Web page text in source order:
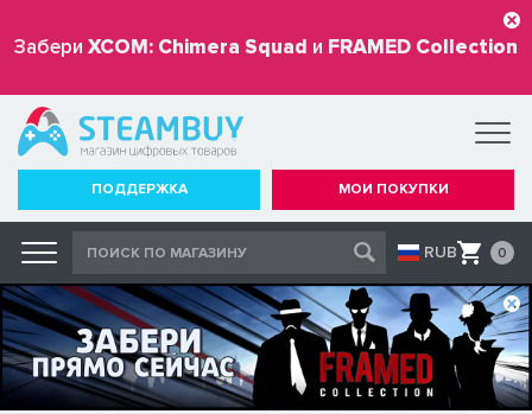
Забери XCOM: Chimera Squad и FRAMED Collection
бесплатно
ПОДДЕРЖКА МОИ ПОКУПКИ
RUB 0